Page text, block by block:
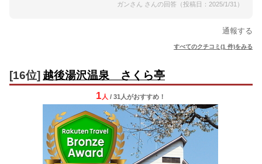
ガンさん さんの回答（投稿日：2025/1/31）
通報する
すべてのクチコミ(1 件)をみる
[16位] 越後湯沢温泉 さくら亭
1 人 / 31人がおすすめ！